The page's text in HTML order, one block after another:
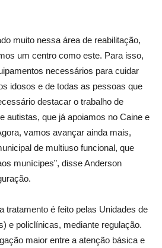
muito nessa área de reabilitação,
um centro como este. Para isso,
necessários para cuidar
idosos e de todas as pessoas que
destacar o trabalho de
autistas, que já apoiamos no Caine e
vamos avançar ainda mais,
de multiuso funcional, que
munícipes”, disse Anderson
tratamento é feito pelas Unidades de
e policlínicas, mediante regulação.
maior entre a atenção básica e